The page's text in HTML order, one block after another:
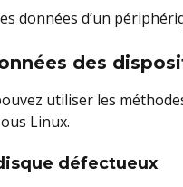
données d’un
des
utiliser les
Linux.
défectueux